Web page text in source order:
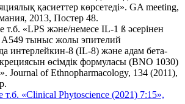
қасиеттер көрсетеді». GA meeting,
2013, Постер 48.
т.б. «LPS және/немесе IL-1 ß әсерінен
A549 тыныс жолы эпителий
интерлейкин-8 (IL-8) және адам бета-
өсімдік формуласы (BNO 1030)
Journal of Ethnopharmacology, 134 (2011),
т.б. «Clinical Phytoscience (2021) 7:15»,